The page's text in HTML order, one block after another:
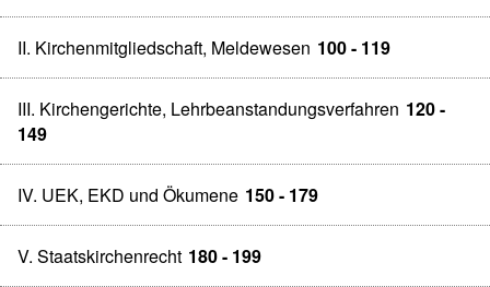
II. Kirchenmitgliedschaft, Meldewesen 100 - 119
III. Kirchengerichte, Lehrbeanstandungsverfahren 120 -
149
IV. UEK, EKD und Ökumene 150 - 179
V. Staatskirchenrecht 180 - 199